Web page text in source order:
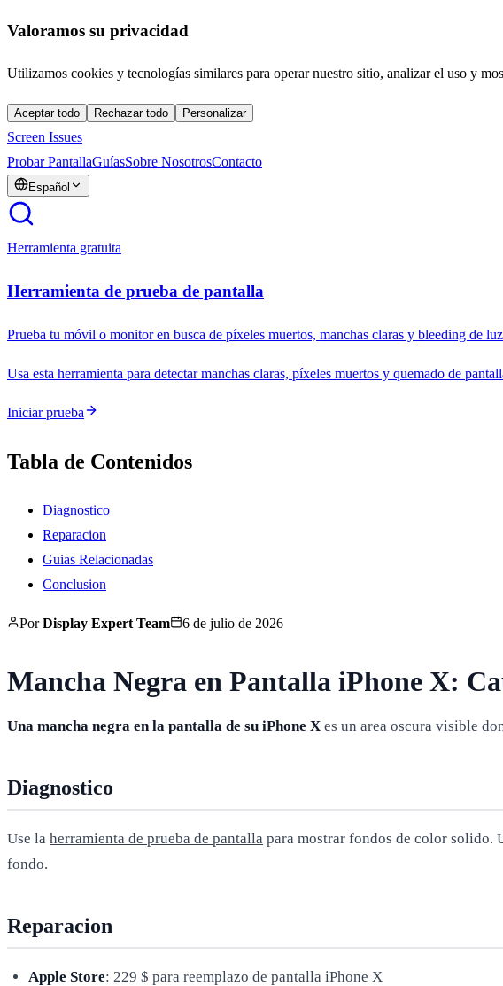
Valoramos su privacidad
Utilizamos cookies y tecnologías similares para operar nuestro sitio, analizar el uso y
Aceptar todo Rechazar todo Personalizar
Screen Issues
Probar PantallaGuíasSobre NosotrosContacto
Español
Herramienta gratuita
Herramienta de prueba de pantalla
Prueba tu móvil o monitor en busca de píxeles muertos, manchas claras y bleeding de
Usa esta herramienta para detectar manchas claras, píxeles muertos y quemado de
Iniciar prueba
Tabla de Contenidos
Diagnostico
Reparacion
Guias Relacionadas
Conclusion
PorDisplay Expert Team 6 de julio de 2026
Mancha Negra en Pantalla iPhone X:
Una mancha negra en la pantalla de su iPhone X es un area oscura visible
Diagnostico
Use la herramienta de prueba de pantalla para mostrar fondos de color solido.
fondo.
Reparacion
Apple Store: 229 $ para reemplazo de pantalla iPhone X